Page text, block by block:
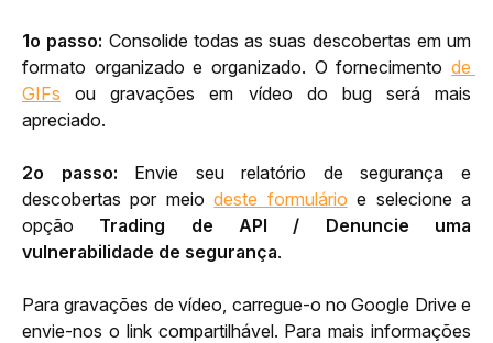
1o passo: Consolide todas as suas descobertas em um
formato organizado e organizado. O fornecimento de
GIFs ou gravações em vídeo do bug será mais
apreciado.
2o passo: Envie seu relatório de segurança e
descobertas por meio deste formulário e selecione a
opção Trading de API / Denuncie uma
vulnerabilidade de segurança.
Para gravações de vídeo, carregue-o no Google Drive e
envie-nos o link compartilhável. Para mais informações